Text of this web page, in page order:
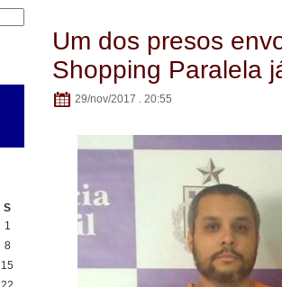
S
1
8
15
Um dos presos
Shopping Paralela
29/nov/2017 . 20:55